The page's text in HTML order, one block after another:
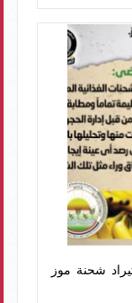
شحنة موز